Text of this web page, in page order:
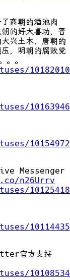
朝的酒池肉
的好大喜功，晋
兴土木，唐朝的
，明朝的腐败党
。。
Messenger
n26Urrv
官方支持